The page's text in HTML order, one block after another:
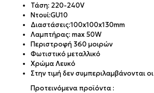
Τάση: 220-240V
Ντουί:GU10
Διαστάσεις:100x100x130mm
Λαμπτήρας: max 50W
Περιστροφή 360 μοιρών
Φωτιστικό μεταλλικό
Χρώμα Λευκό
Στην τιμή δεν συμπεριλαμβάνονται oι
Προτεινόμενα προϊόντα :